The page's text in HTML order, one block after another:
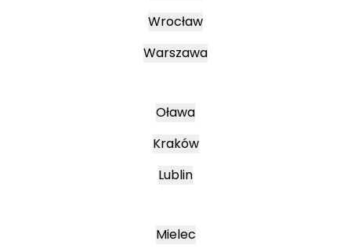
Wrocław
Warszawa
Oława
Kraków
Lublin
Mielec